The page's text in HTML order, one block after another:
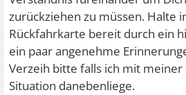
zurückziehen zu müssen. Halte
Rückfahrkarte bereit durch ein
ein paar angenehme
Verzeih bitte falls ich mit meiner
Situation danebenliege.